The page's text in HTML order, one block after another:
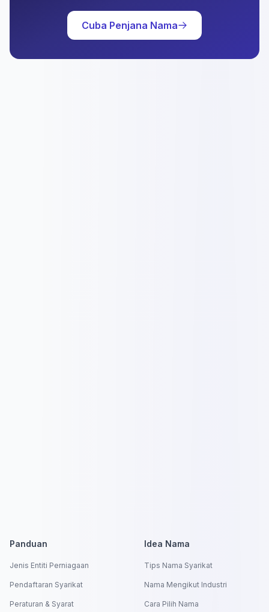
Cuba Penjana Nama
Panduan
Jenis Entiti Perniagaan
Pendaftaran Syarikat
Peraturan & Syarat
Idea Nama
Tips Nama Syarikat
Nama Mengikut Industri
Cara Pilih Nama